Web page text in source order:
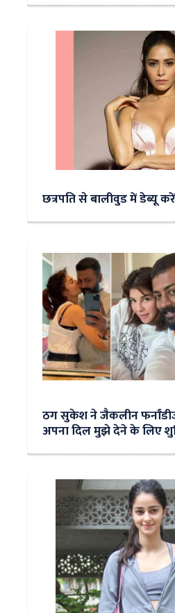
छत्रपति से बालीवुड में डेब्यू
ठग सुकेश ने जैकलीन
अपना दिल मुझे देने के लिए